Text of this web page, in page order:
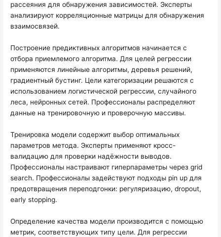
рассеяния для обнаружения зависимостей. Эксперты
анализируют корреляционные матрицы для обнаружения
взаимосвязей.
Построение предиктивных алгоритмов начинается с
отбора приемлемого алгоритма. Для целей регрессии
применяются линейные алгоритмы, деревья решений,
градиентный бустинг. Цели категоризации решаются с
использованием логистической регрессии, случайного
леса, нейронных сетей. Профессионалы распределяют
данные на тренировочную и проверочную массивы.
Тренировка модели содержит выбор оптимальных
параметров метода. Эксперты применяют кросс-
валидацию для проверки надёжности выводов.
Профессионалы настраивают гиперпараметры через grid
search. Профессионалы задействуют подходы pin up для
предотвращения переподгонки: регуляризацию, dropout,
early stopping.
Определение качества модели производится с помощью
метрик, соответствующих типу цели. Для регрессии